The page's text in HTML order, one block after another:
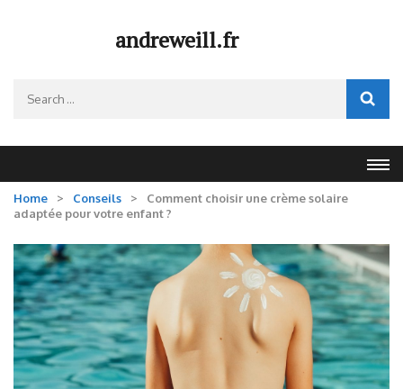
Enter)
andreweill.fr
Home > Conseils >
Comment choisir une crème solaire
adaptée pour votre enfant ?